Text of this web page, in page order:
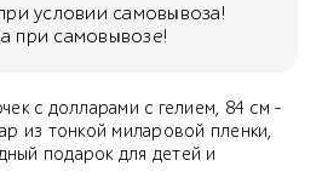
условии самовывоза!
при самовывозе!
с долларами с гелием, 84 см -
из тонкой миларовой пленки,
подарок для детей и